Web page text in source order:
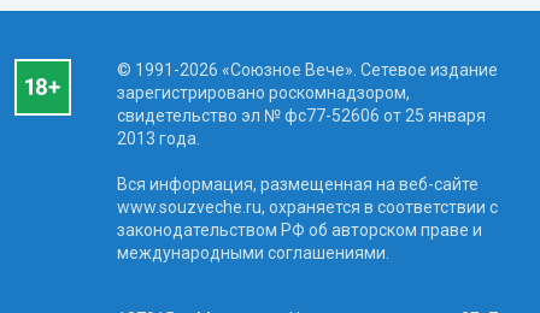
© 1991-2026 «Союзное Вече». Сетевое издание
зарегистрировано роскомнадзором,
свидетельство эл № фc77-52606 от 25 января
2013 года.
Вся информация, размещенная на веб-сайте
www.souzveche.ru, охраняется в соответствии с
законодательством РФ об авторском праве и
международными соглашениями.